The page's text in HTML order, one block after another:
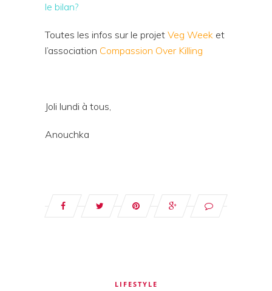
le bilan?
Toutes les infos sur le projet Veg Week et
l’association Compassion Over Killing
Joli lundi à tous,
Anouchka
LIFESTYLE